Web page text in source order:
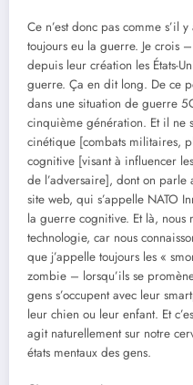
Ce n’est donc pas comme s’il
toujours eu la guerre. Je crois
depuis leur création les États-
guerre. Ça en dit long. De ce
dans une situation de guerre
cinquième génération. Et il ne
cinétique [combats militaires,
cognitive [visant à influencer
de l’adversaire], dont on parle
site web, qui s’appelle NATO
la guerre cognitive. Et là, nous
technologie, car nous
que j’appelle toujours les «
zombie – lorsqu’ils se
gens s’occupent avec leur
leur chien ou leur enfant. Et
agit naturellement sur notre
états mentaux des gens.